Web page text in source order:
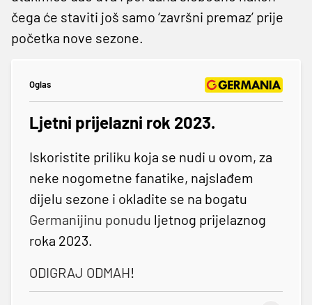
čega će staviti još samo ‘završni premaz’ prije
početka nove sezone.
Oglas
Ljetni prijelazni rok 2023.
Iskoristite priliku koja se nudi u ovom, za
neke nogometne fanatike, najslađem
dijelu sezone i okladite se na bogatu
Germanijinu ponudu ljetnog prijelaznog
roka 2023.
ODIGRAJ ODMAH!